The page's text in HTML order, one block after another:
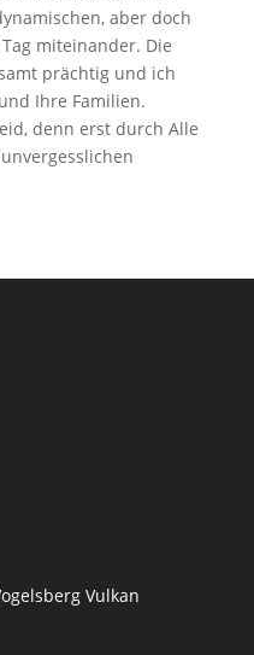
aber doch
miteinander. Die
prächtig und ich
Ihre Familien.
denn erst durch Alle
Vulkan